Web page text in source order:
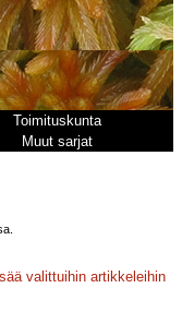
Toimituskunta
Muut sarjat
valittuihin artikkeleihin